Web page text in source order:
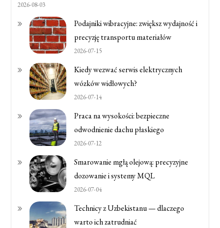
2026-08-03
Podajniki wibracyjne: zwiększ wydajność i
precyzję transportu materiałów
2026-07-15
Kiedy wezwać serwis elektrycznych
wózków widłowych?
2026-07-14
Praca na wysokości: bezpieczne
odwodnienie dachu płaskiego
2026-07-12
Smarowanie mgłą olejową: precyzyjne
dozowanie i systemy MQL
2026-07-04
Technicy z Uzbekistanu — dlaczego
warto ich zatrudniać